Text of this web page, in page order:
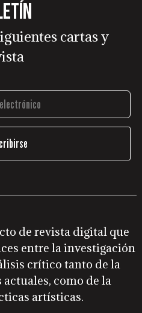
cartas y
de revista digital que
entre la investigación
crítico tanto de la
como de la
artísticas.